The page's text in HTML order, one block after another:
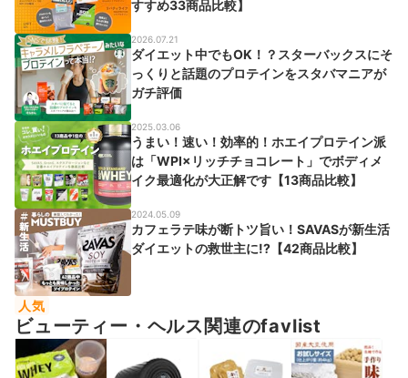
すすめ33商品比較】
2026.07.21
ダイエット中でもOK！？スターバックスにそ
っくりと話題のプロテインをスタバマニアが
ガチ評価
2025.03.06
うまい！速い！効率的！ホエイプロテイン派
は「WPI×リッチチョコレート」でボディメ
イク最適化が大正解です【13商品比較】
2024.05.09
カフェラテ味が断トツ旨い！SAVASが新生活
ダイエットの救世主に!?【42商品比較】
人気
ビューティー・ヘルス関連のfavlist